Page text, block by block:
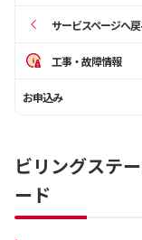
お知らせ
OCNのお客さま
オフィシャル
サービスページへ
工事・故障情報
お申込み
ビリングステ
ード